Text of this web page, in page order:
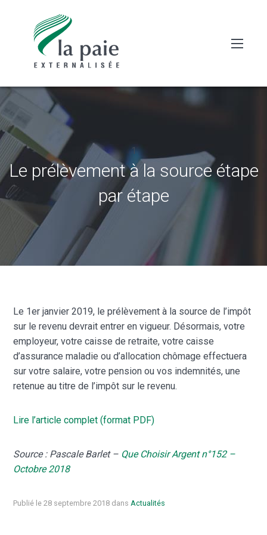
1
Le prélèvement à la source étape
par étape
Le 1er janvier 2019, le prélèvement à la source de l’impôt
sur le revenu devrait entrer en vigueur. Désormais, votre
employeur, votre caisse de retraite, votre caisse
d’assurance maladie ou d’allocation chômage effectuera
sur votre salaire, votre pension ou vos indemnités, une
retenue au titre de l’impôt sur le revenu.
Lire l’article complet (format PDF)
Source : Pascale Barlet – Que Choisir Argent n°152 –
Octobre 2018
Publié le 28 septembre 2018 dans Actualités